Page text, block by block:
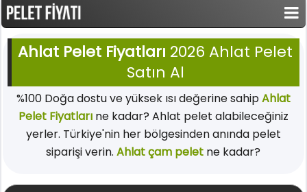
Ahlat Pelet Fiyatları 2026 Ahlat Pelet
Satın Al
%100 Doğa dostu ve yüksek ısı değerine sahipAhlat
Pelet Fiyatlarıne kadar? Ahlat pelet alabileceğiniz
yerler. Türkiye'nin her bölgesinden anında pelet
siparişi verin.Ahlat çam pelet ne kadar?